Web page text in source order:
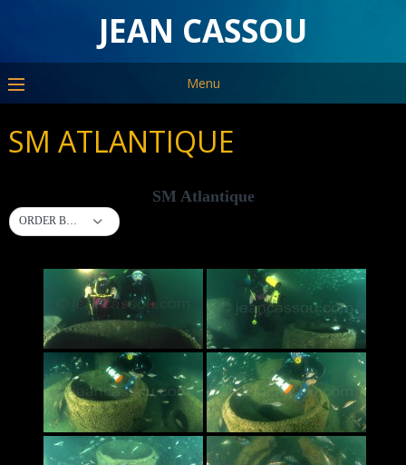
JEAN CASSOU
Menu
SM ATLANTIQUE
SM Atlantique
ORDER BY DEFAULT